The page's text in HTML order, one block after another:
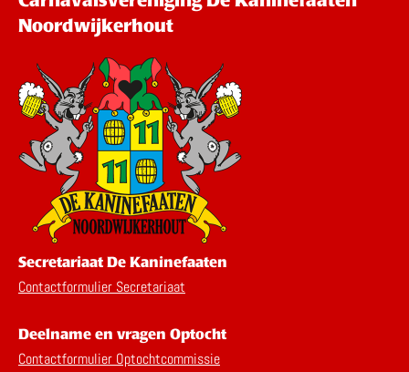
Noordwijkerhout
Secretariaat De Kaninefaaten
Contactformulier Secretariaat
Deelname en vragen Optocht
Contactformulier Optochtcommissie